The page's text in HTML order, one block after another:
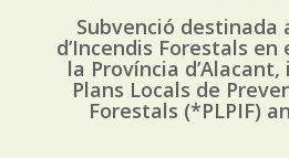
Subvenció destinada
d’Incendis Forestals
la Província
Plans Locals de
Forestals (*PLPIF)